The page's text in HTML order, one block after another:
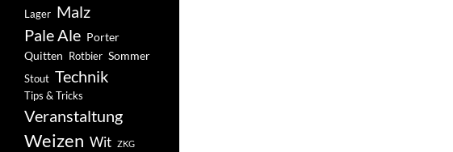
Lager Malz
Pale Ale Porter
Quitten Rotbier Sommer
Stout Technik
Tips & Tricks
Veranstaltung
Weizen Wit ZKG